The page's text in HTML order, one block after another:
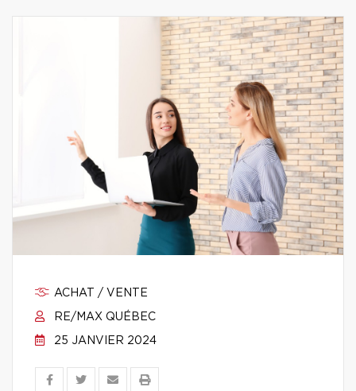
ACHAT / VENTE
RE/MAX QUÉBEC
25 JANVIER 2024